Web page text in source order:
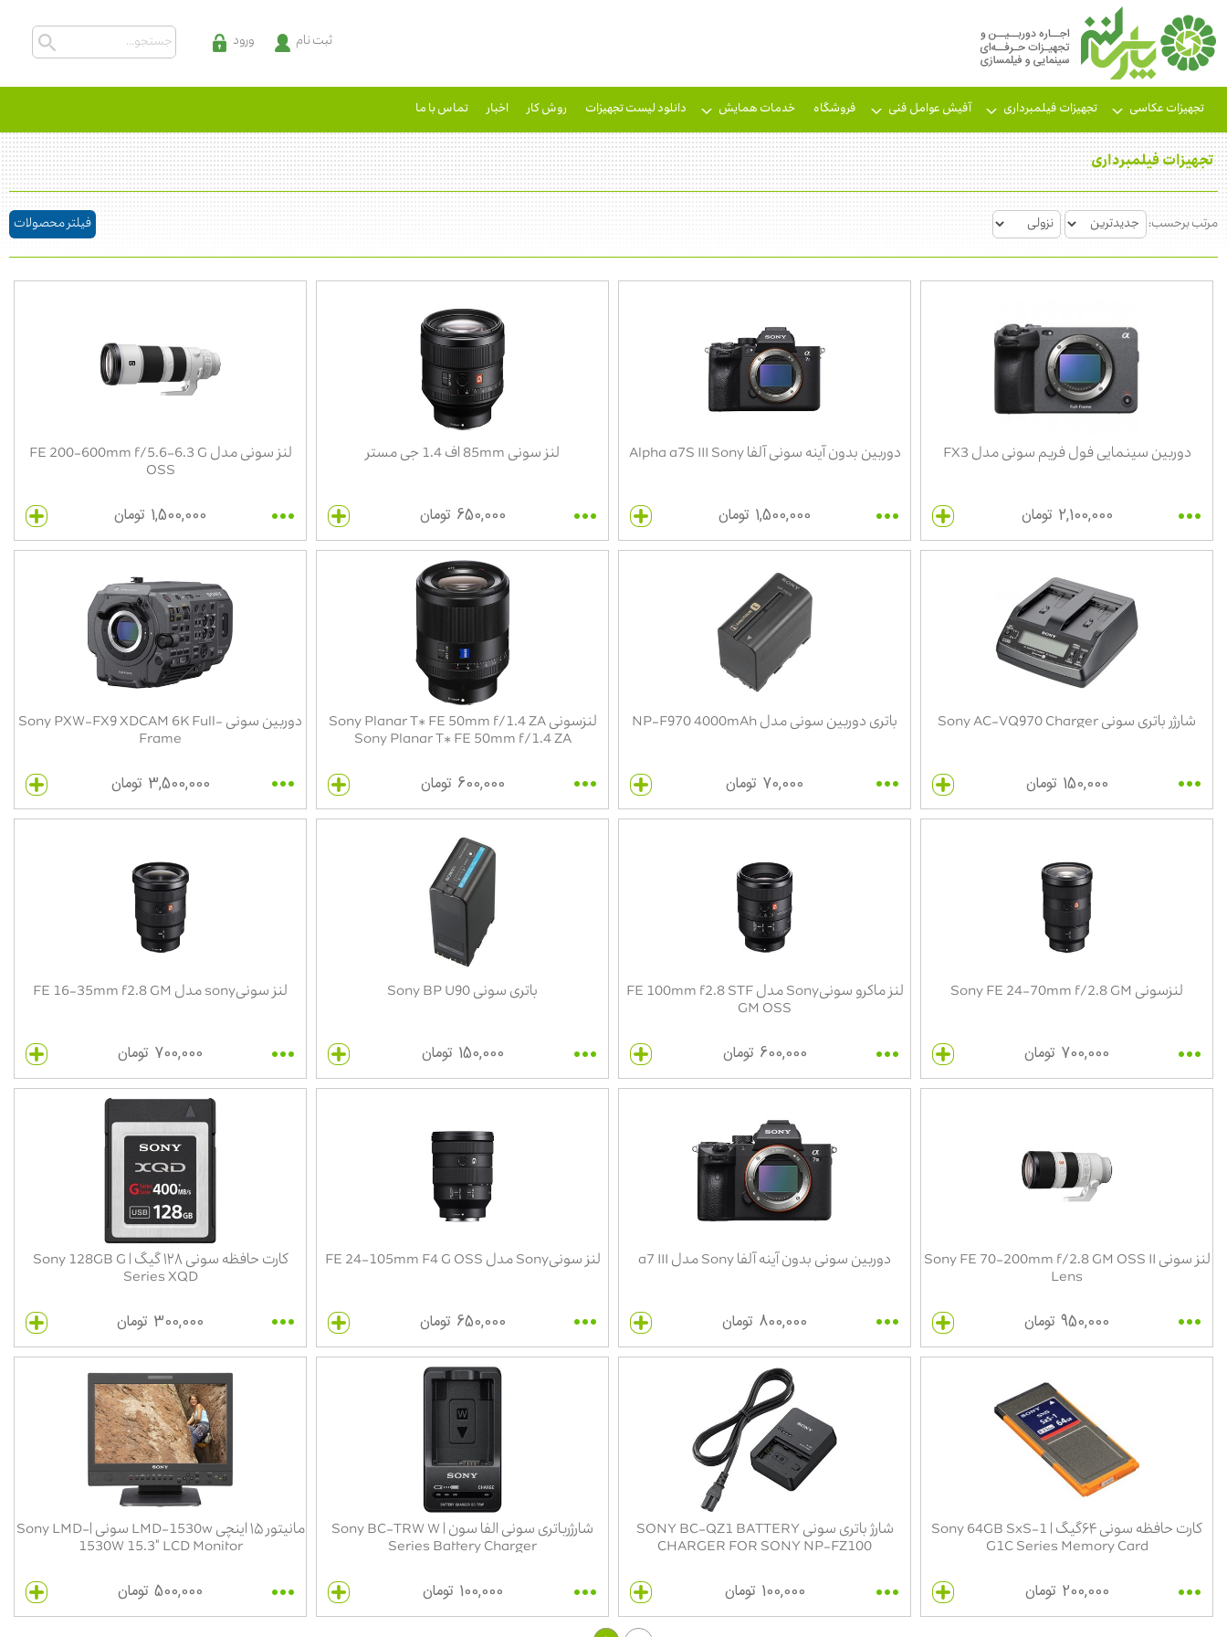
ورود ثبت نام
تجهیزات عکاسی تجهیزات فیلمبرداری آفیش عوامل فنی فروشگاه خدمات همایش دانلود لیست تجهیزات روش کار اخبار تماس با ما
تجهیزات فیلمبرداری
مرتب برحسب: فیلتر محصولات
دوربین سینمایی فول فریم سونی مدل FX3
2,100,000 تومان
دوربین بدون آینه سونی آلفا Alpha a7S III Sony
1,500,000 تومان
لنز سونی 85mm اف 1.4 جی مستر
650,000 تومان
لنز سونی مدل FE 200-600mm f/5.6-6.3 G
OSS
1,500,000 تومان
شارژر باتری سونی Sony AC-VQ970 Charger
150,000 تومان
باتری دوربین سونی مدل NP-F970 4000mAh
70,000 تومان
لنزسونی Sony Planar T* FE 50mm f/1.4 ZA
Sony Planar T* FE 50mm f/1.4 ZA
600,000 تومان
دوربین سونی Sony PXW-FX9 XDCAM 6K Full-
Frame
3,500,000 تومان
لنزسونی Sony FE 24-70mm f/2.8 GM
700,000 تومان
لنز ماکرو سونیSony مدل FE 100mm f2.8 STF
GM OSS
600,000 تومان
باتری سونی Sony BP U90
150,000 تومان
لنز سونیsony مدل FE 16-35mm f2.8 GM
700,000 تومان
لنز سونی Sony FE 70-200mm f/2.8 GM OSS II
Lens
950,000 تومان
دوربین سونی بدون آینه آلفا Sony مدل a7 III
800,000 تومان
لنز سونیSony مدل FE 24-105mm F4 G OSS
650,000 تومان
کارت حافظه سونی ۱۲۸ گیگ | Sony 128GB G
Series XQD
300,000 تومان
کارت حافظه سونی ۶۴گیگ | Sony 64GB SxS-1
G1C Series Memory Card
200,000 تومان
شارژ باتری سونی SONY BC-QZ1 BATTERY
CHARGER FOR SONY NP-FZ100
100,000 تومان
شارژرباتری سونی الفا سون | Sony BC-TRW W
Series Battery Charger
100,000 تومان
مانیتور ۱۵ اینچی LMD-1530w سونی |Sony LMD-
1530W 15.3" LCD Monitor
500,000 تومان